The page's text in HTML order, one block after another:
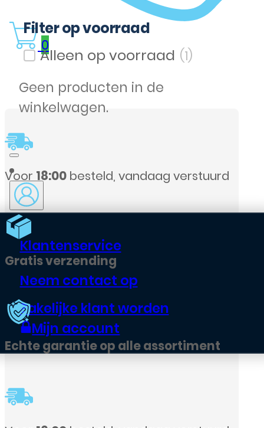
0
Geen producten in de
winkelwagen.
Klantenservice
Neem contact op
Zakelijke klant worden
Mijn account
Filter op voorraad
Filter op voorraad (1)
verstuurd